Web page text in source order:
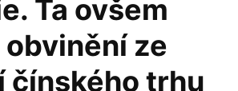
Ta ovšem
ze
čínského trhu